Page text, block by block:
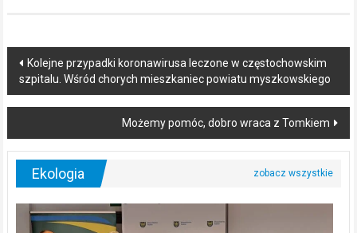
Post
navigation
Kolejne przypadki koronawirusa leczone w częstochowskim
szpitalu. Wśród chorych mieszkaniec powiatu myszkowskiego
Możemy pomóc, dobro wraca z Tomkiem
Ekologia